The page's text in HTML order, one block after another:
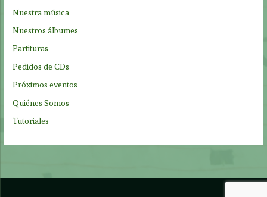
Nuestra música
Nuestros álbumes
Partituras
Pedidos de CDs
Próximos eventos
Quiénes Somos
Tutoriales